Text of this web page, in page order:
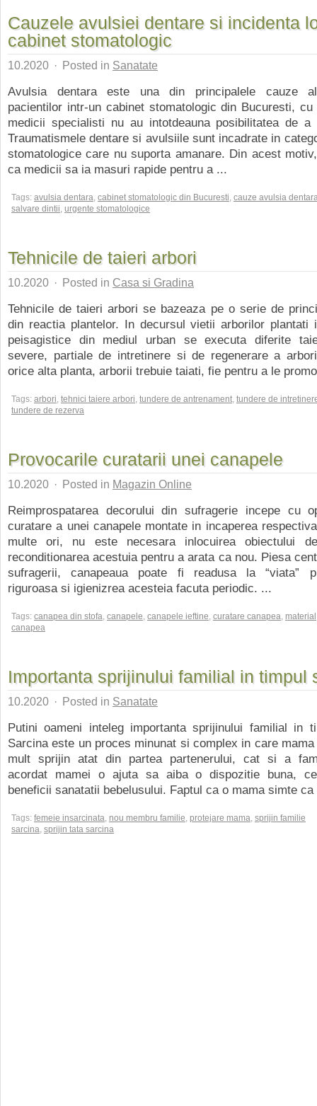
Cauzele avulsiei dentare si incidenta
cabinet stomatologic
10.2020 · Posted in Sanatate
Avulsia dentara este una din principalele cauze
pacientilor intr-un cabinet stomatologic din Bucuresti, cu
medicii specialisti nu au intotdeauna posibilitatea de a
Traumatismele dentare si avulsiile sunt incadrate in
stomatologice care nu suporta amanare. Din acest
ca medicii sa ia masuri rapide pentru a ...
Tags: avulsia dentara, cabinet stomatologic din Bucuresti, cauze avulsia
salvare dintii, urgente stomatologice
Tehnicile de taieri arbori
10.2020 · Posted in Casa si Gradina
Tehnicile de taieri arbori se bazeaza pe o serie de
din reactia plantelor. In decursul vietii arborilor plantati
peisagistice din mediul urban se executa diferite
severe, partiale de intretinere si de regenerare a
orice alta planta, arborii trebuie taiati, fie pentru a le
Tags: arbori, tehnici taiere arbori, tundere de antrenament, tundere de
tundere de rezerva
Provocarile curatarii unei canapele
10.2020 · Posted in Magazin Online
Reimprospatarea decorului din sufragerie incepe cu
curatare a unei canapele montate in incaperea
multe ori, nu este necesara inlocuirea obiectului
reconditionarea acestuia pentru a arata ca nou. Piesa
sufragerii, canapeaua poate fi readusa la “viata”
riguroasa si igienizrea acesteia facuta periodic. ...
Tags: canapea din stofa, canapele, canapele ieftine, curatare canapea, material
canapea
Importanta sprijinului familial in timpul
10.2020 · Posted in Sanatate
Putini oameni inteleg importanta sprijinului familial in
Sarcina este un proces minunat si complex in care
mult sprijin atat din partea partenerului, cat si a
acordat mamei o ajuta sa aiba o dispozitie buna,
beneficii sanatatii bebelusului. Faptul ca o mama simte
Tags: femeie insarcinata, nou membru familie, protejare mama, sprijin familie
sarcina, sprijin tata sarcina